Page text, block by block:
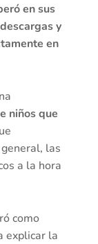
en sus
y
en
niños que
las
a la hora
como
explicar la